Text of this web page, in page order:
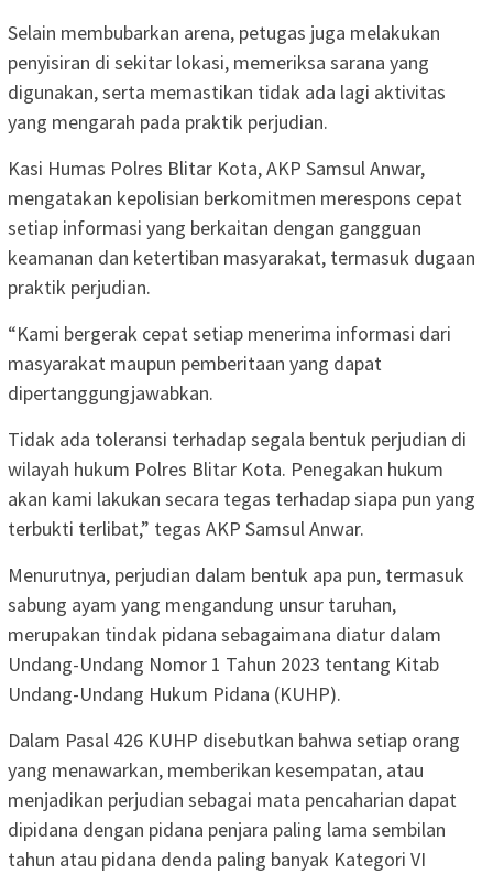
Selain membubarkan arena, petugas juga melakukan
penyisiran di sekitar lokasi, memeriksa sarana yang
digunakan, serta memastikan tidak ada lagi aktivitas
yang mengarah pada praktik perjudian.
Kasi Humas Polres Blitar Kota, AKP Samsul Anwar,
mengatakan kepolisian berkomitmen merespons cepat
setiap informasi yang berkaitan dengan gangguan
keamanan dan ketertiban masyarakat, termasuk dugaan
praktik perjudian.
“Kami bergerak cepat setiap menerima informasi dari
masyarakat maupun pemberitaan yang dapat
dipertanggungjawabkan.
Tidak ada toleransi terhadap segala bentuk perjudian di
wilayah hukum Polres Blitar Kota. Penegakan hukum
akan kami lakukan secara tegas terhadap siapa pun yang
terbukti terlibat,” tegas AKP Samsul Anwar.
Menurutnya, perjudian dalam bentuk apa pun, termasuk
sabung ayam yang mengandung unsur taruhan,
merupakan tindak pidana sebagaimana diatur dalam
Undang-Undang Nomor 1 Tahun 2023 tentang Kitab
Undang-Undang Hukum Pidana (KUHP).
Dalam Pasal 426 KUHP disebutkan bahwa setiap orang
yang menawarkan, memberikan kesempatan, atau
menjadikan perjudian sebagai mata pencaharian dapat
dipidana dengan pidana penjara paling lama sembilan
tahun atau pidana denda paling banyak Kategori VI